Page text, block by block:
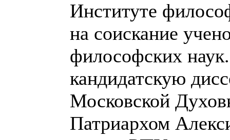
Институте
на соискание
философских
кандидатскую
Московской
Патриархом